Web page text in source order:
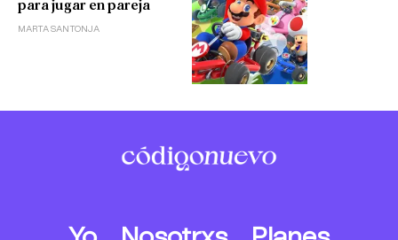
para jugar en pareja
MARTA SANTONJA